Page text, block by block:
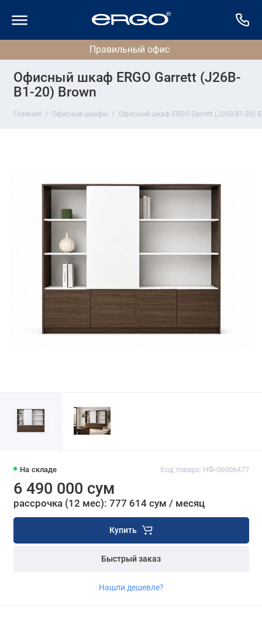
Офисный шкаф ERGO Garrett (J26B-
B1-20) Brown
Главная Офисные шкафы Офисный шкаф ERGO Garrett (J26B-B1-20)
На складе Код товара: НФ-00006477
6 490 000 сум
рассрочка (12 мес): 777 614 сум / месяц
Купить
Быстрый заказ
Нашли дешевле?